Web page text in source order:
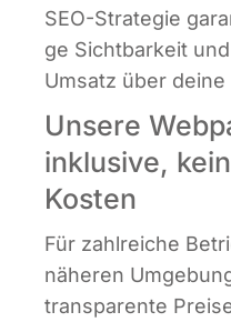
SEO-Stra­te­gie
ge Sicht­bar­keit
Umsatz über
Unsere
inklusive,
Kosten
Für zahl­rei­che
nähe­ren
trans­pa­ren­te